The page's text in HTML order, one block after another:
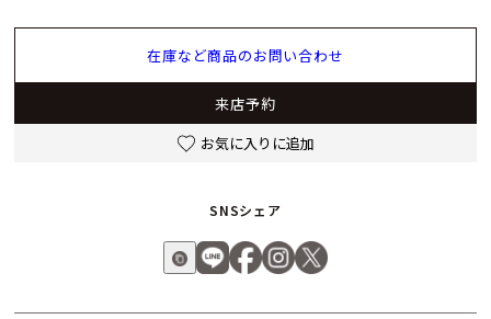
数々の記録を打ち立ててきたメゾンの専門技術が反映されてい
ーブメントは、276個の部品から成り、非常に丁寧な仕上げに
よって高貴な時計製造の伝統が息づいています。ペルラージュ
がダイヤル側に施された地板、コート・ド・ジュネーブのモチ
ーサテン仕上げの軸穴、磨き上げられた歯車などです。22Kゴ
ールド製のセグメントはローターもコート・ド・ジュネーブの
モチーフによって装飾され、メゾンを象徴するマルタ十字をか
在庫など商品のお問い合わせ
来店予約
お気に入りに追加
SNSシェア